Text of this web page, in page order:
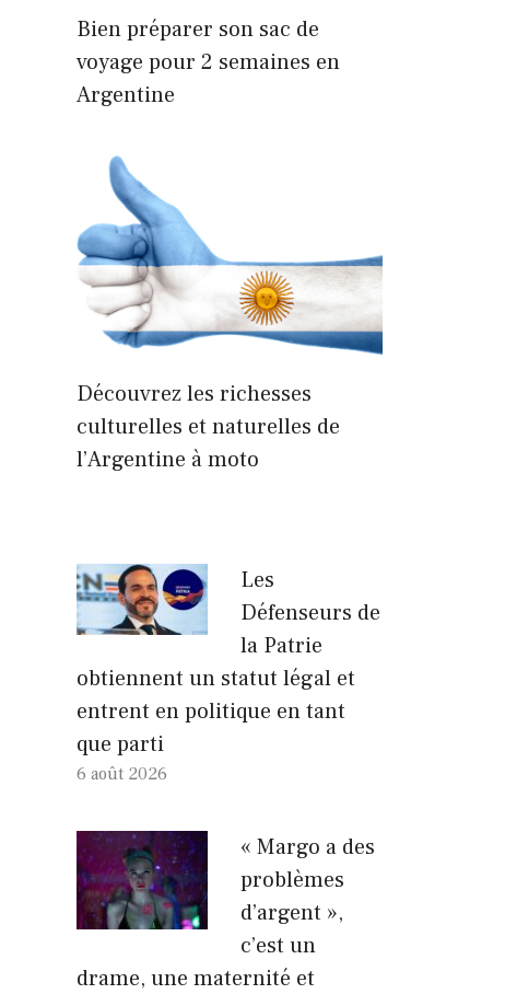
Bien préparer son sac de
voyage pour 2 semaines en
Argentine
Découvrez les richesses
culturelles et naturelles de
l’Argentine à moto
Les
Défenseurs de
la Patrie
obtiennent un statut légal et
entrent en politique en tant
que parti
6 août 2026
« Margo a des
problèmes
d’argent »,
c’est un
drame, une maternité et